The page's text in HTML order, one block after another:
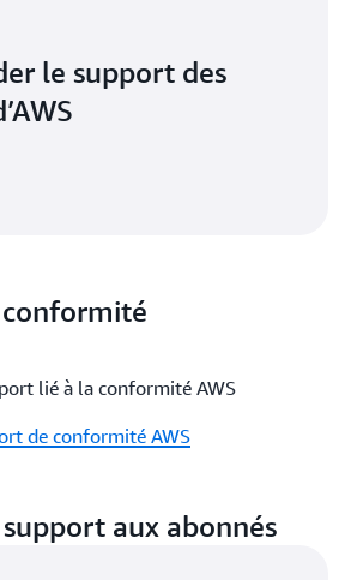
le support des
lié à la conformité AWS
de conformité AWS
aux abonnés